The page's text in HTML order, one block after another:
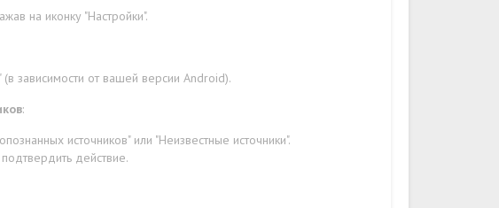
на иконку "Настройки".
зависимости от вашей версии Android).
:
источников" или "Неизвестные источники".
действие.